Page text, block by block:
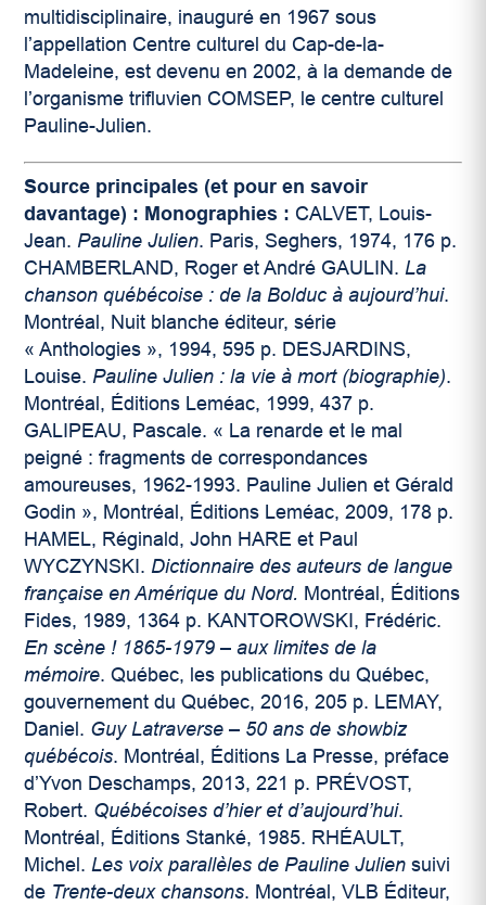
multidisciplinaire, inauguré en 1967 sous
l’appellation Centre culturel du Cap-de-la-
Madeleine, est devenu en 2002, à la demande de
l’organisme trifluvien COMSEP, le centre culturel
Pauline-Julien.
Source principales (et pour en savoir
davantage) : Monographies : CALVET, Louis-
Jean.Pauline Julien. Paris, Seghers, 1974, 176 p.
CHAMBERLAND, Roger et André GAULIN.La
chanson québécoise : de la Bolduc à aujourd’hui.
Montréal, Nuit blanche éditeur, série
« Anthologies », 1994, 595 p. DESJARDINS,
Louise.Pauline Julien : la vie à mort (biographie).
Montréal, Éditions Leméac, 1999, 437 p.
GALIPEAU, Pascale. « La renarde et le mal
peigné : fragments de correspondances
amoureuses, 1962-1993. Pauline Julien et Gérald
Godin », Montréal, Éditions Leméac, 2009, 178 p.
HAMEL, Réginald, John HARE et Paul
WYCZYNSKI.Dictionnaire des auteurs de langue
française en Amérique du Nord. Montréal, Éditions
Fides, 1989, 1364 p. KANTOROWSKI, Frédéric.
En scène ! 1865-1979 – aux limites de la
mémoire. Québec, les publications du Québec,
gouvernement du Québec, 2016, 205 p. LEMAY,
Daniel. Guy Latraverse – 50 ans de showbiz
québécois. Montréal, Éditions La Presse, préface
d’Yvon Deschamps, 2013, 221 p. PRÉVOST,
Robert. Québécoises d’hier et d’aujourd’hui.
Montréal, Éditions Stanké, 1985. RHÉAULT,
Michel.Les voix parallèles de Pauline Julien suivi
de Trente-deux chansons. Montréal, VLB Éditeur,